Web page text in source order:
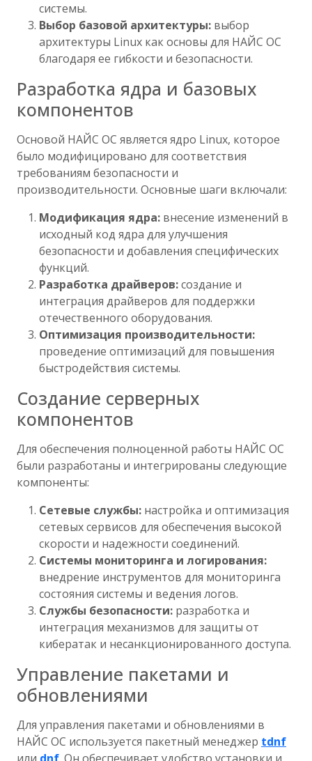
системы.
Выбор базовой архитектуры: выбор
архитектуры Linux как основы для НАЙС ОС
благодаря ее гибкости и безопасности.
Разработка ядра и базовых
компонентов
Основой НАЙС ОС является ядро Linux, которое
было модифицировано для соответствия
требованиям безопасности и
производительности. Основные шаги включали:
Модификация ядра: внесение изменений в
исходный код ядра для улучшения
безопасности и добавления специфических
функций.
Разработка драйверов:создание и
интеграция драйверов для поддержки
отечественного оборудования.
Оптимизация производительности:
проведение оптимизаций для повышения
быстродействия системы.
Создание серверных
компонентов
Для обеспечения полноценной работы НАЙС ОС
были разработаны и интегрированы следующие
компоненты:
Сетевые службы: настройка и оптимизация
сетевых сервисов для обеспечения высокой
скорости и надежности соединений.
Системы мониторинга и логирования:
внедрение инструментов для мониторинга
состояния системы и ведения логов.
Службы безопасности: разработка и
интеграция механизмов для защиты от
кибератак и несанкционированного доступа.
Управление пакетами и
обновлениями
Для управления пакетами и обновлениями в
НАЙС ОС используется пакетный менеджер tdnf